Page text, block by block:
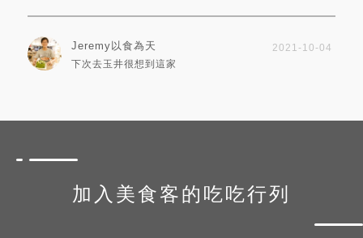
Jeremy以食為天
2021-10-04
下次去玉井很想到這家
加入美食客的吃吃行列